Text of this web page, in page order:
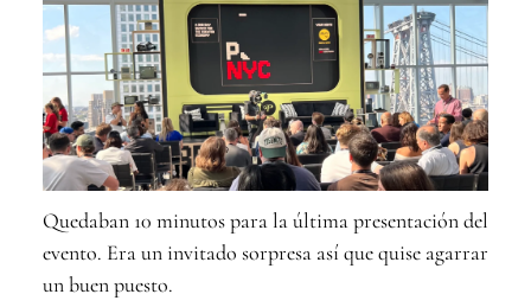
Quedaban 10 minutos para la última presentación del
evento. Era un invitado sorpresa así que quise agarrar
un buen puesto.